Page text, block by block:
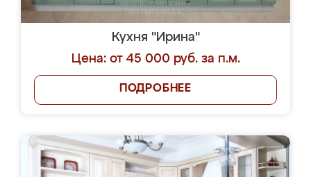
Кухня "Ирина"
Цена: от 45 000 руб. за п.м.
ПОДРОБНЕЕ